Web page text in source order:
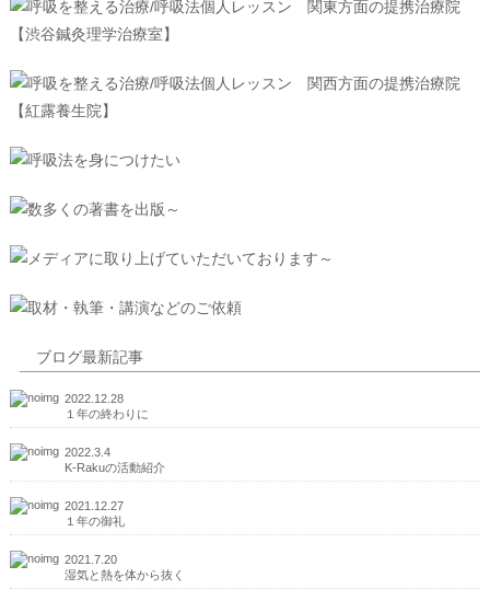
ブログ最新記事
2022.12.28
１年の終わりに
2022.3.4
K-Rakuの活動紹介
2021.12.27
１年の御礼
2021.7.20
湿気と熱を体から抜く